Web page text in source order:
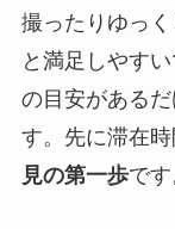
撮ったりゆっ
と満足しやす
の目安がある
す。先に滞在時
見の第一歩です